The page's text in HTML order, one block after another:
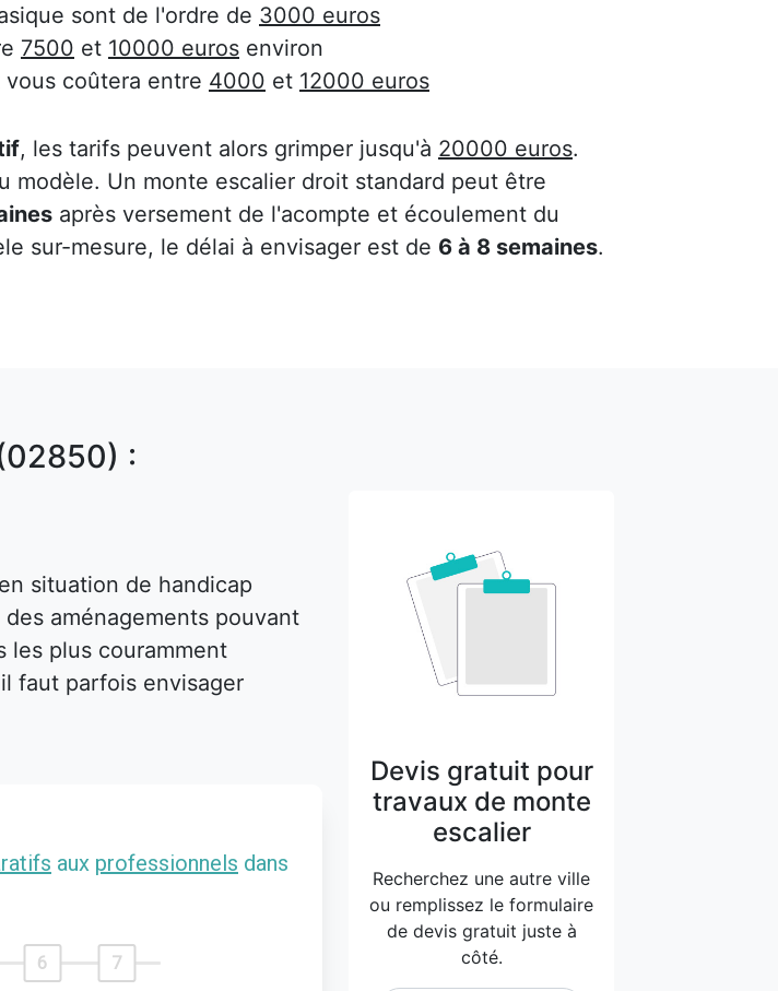
sont de l'ordre de 3000 euros
7500 et 10000 euros environ
coûtera entre 4000 et 12000 euros
, les tarifs peuvent alors grimper jusqu'à 20000 euros.
Un monte escalier droit standard peut être
après versement de l'acompte et écoulement du
sur-mesure, le délai à envisager est de 6 à 8 semaines.
:
situation de handicap
aménagements pouvant
les plus couramment
faut parfois envisager
aux professionnels dans
6 7
Devis gratuit pour
travaux de monte
escalier
Recherchez une autre ville
ou remplissez le formulaire
de devis gratuit juste à
côté.